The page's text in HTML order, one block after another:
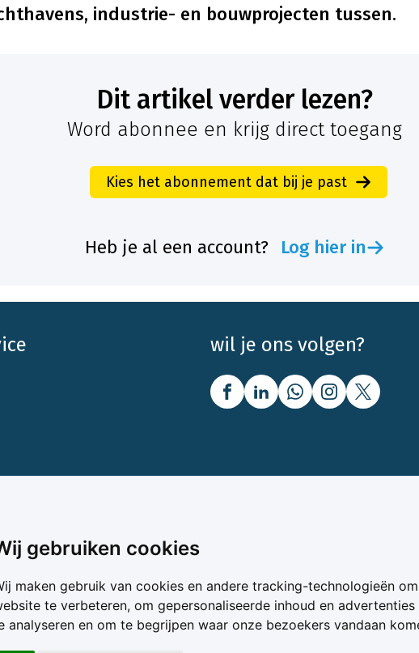
gebruiken cookies
maken gebruik van cookies en andere tracking-technologieën
te verbeteren, om gepersonaliseerde inhoud en
analyseren en om te begrijpen waar onze bezoekers vandaan
industrie- en bouwprojecten tussen.
Dit artikel verder lezen?
Word abonnee en krijg direct toegang
Kies het abonnement dat bij je past
Heb je al een account? Log hier in
wil je ons volgen?
Ons aanbod
Melk & Voer
Melkprijsvergelijker
Varkens & Voer
Mijn
Werken bij